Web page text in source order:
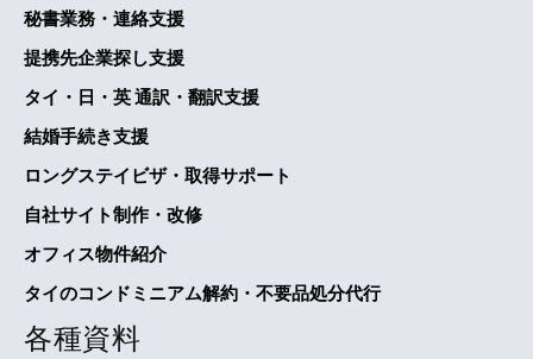
秘書業務・連絡支援
提携先企業探し支援
タイ・日・英 通訳・翻訳支援
結婚手続き支援
ロングステイビザ・取得サポート
自社サイト制作・改修
オフィス物件紹介
タイのコンドミニアム解約・不要品処分代行
各種資料